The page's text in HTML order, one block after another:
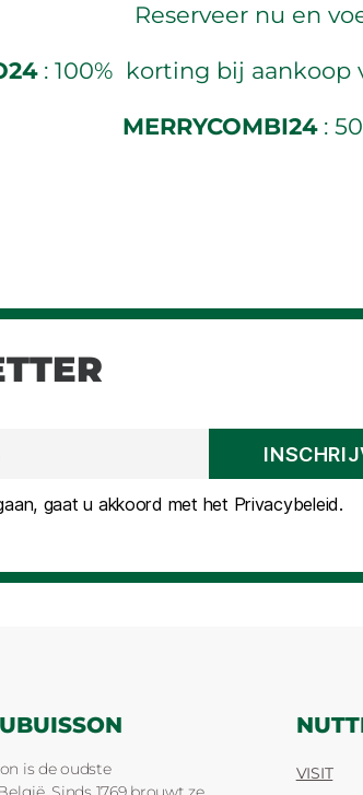
Reserveer nu en
: 100% korting bij aankoop
MERRYCOMBI24:
gaat u akkoord met het Privacybeleid.
is de oudste
VISIT